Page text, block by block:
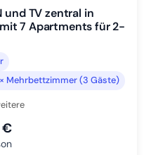
und TV zentral in
7 Apartments für 2-
Mehrbettzimmer (3 Gäste)
€